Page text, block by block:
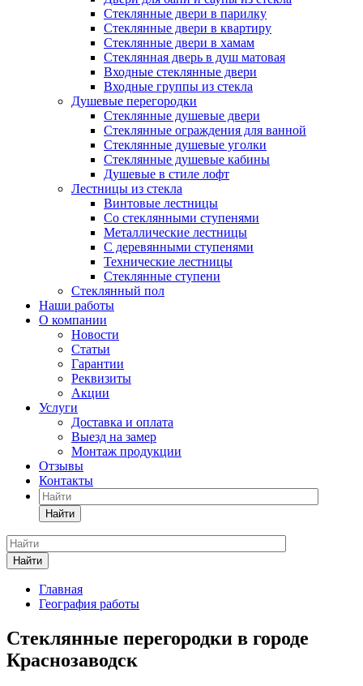
Стеклянные двери в парилку
Стеклянные двери в квартиру
Стеклянные двери в хамам
Стеклянная дверь в душ матовая
Входные стеклянные двери
Входные группы из стекла
Душевые перегородки
Стеклянные душевые двери
Стеклянные ограждения для ванной
Стеклянные душевые уголки
Стеклянные душевые кабины
Душевые в стиле лофт
Лестницы из стекла
Винтовые лестницы
Со стеклянными ступенями
Металлические лестницы
С деревянными ступенями
Технические лестницы
Стеклянные ступени
Стеклянный пол
Наши работы
О компании
Новости
Статьи
Гарантии
Реквизиты
Акции
Услуги
Доставка и оплата
Выезд на замер
Монтаж продукции
Отзывы
Контакты
Найти
Найти
Главная
География работы
Стеклянные перегородки в городе
Краснозаводск